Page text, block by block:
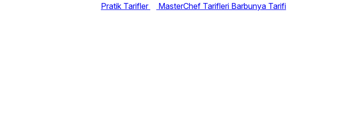
Pratik Tarifler MasterChef Tarifleri Barbunya Tarifi